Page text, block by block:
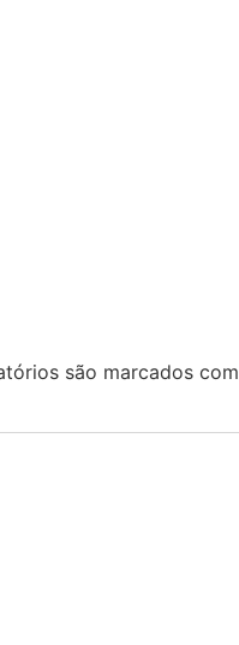
são marcados com